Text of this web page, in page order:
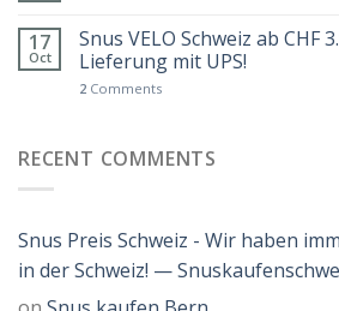
17
Oct
Snus VELO Schweiz ab CHF
Lieferung mit UPS!
2 Comments
RECENT COMMENTS
Snus Preis Schweiz - Wir haben
in der Schweiz! —